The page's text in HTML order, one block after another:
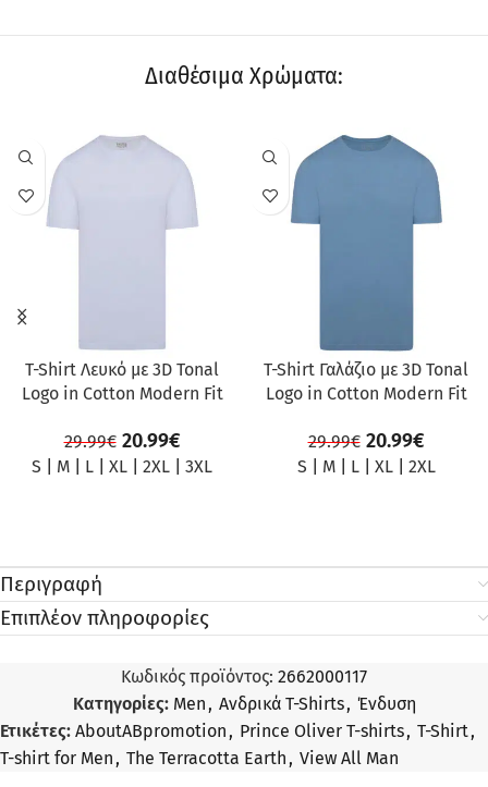
Διαθέσιμα Χρώματα:
ΠΡΟΣΦΟΡΆ
T-Shirt Λευκό με 3D Tonal
Logo in Cotton Modern Fit
29.99€ 20.99€
S M L XL 2XL 3XL
ΠΡΟΣΦΟΡΆ
T-Shirt Γαλάζιο με 3D Tonal
Logo in Cotton Modern Fit
29.99€ 20.99€
S M| L| XL| 2XL
Περιγραφή
Επιπλέον πληροφορίες
Κωδικός προϊόντος: 2662000117
Κατηγορίες: Men, Ανδρικά T-Shirts, Ένδυση
Ετικέτες: AboutABpromotion, Prince Oliver T-shirts, T-Shirt,
T-shirt for Men, The Terracotta Earth, View All Man